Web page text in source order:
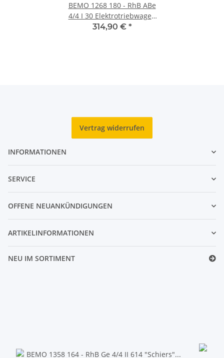
BEMO 1268 180 - RhB ABe
4/4 I 30 Elektrotriebwagen
Berninabahn 1./2. Klasse,
314,90 € *
Vertrag widerrufen
INFORMATIONEN
SERVICE
OFFENE NEUANKÜNDIGUNGEN
ARTIKELINFORMATIONEN
NEU IM SORTIMENT